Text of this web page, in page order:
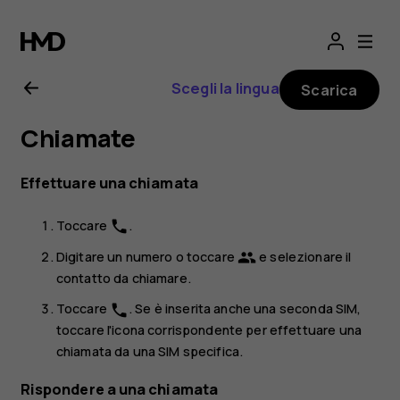
Manuale
d’uso
del
Nokia
8.1
Scegli la lingua Scarica
Chiamate
Effettuare una chiamata
Toccare phone .
Digitare un numero o toccare groupe selezionare il
contatto da chiamare.
Toccare phone. Se è inserita anche una seconda SIM,
toccare l'icona corrispondente per effettuare una
chiamata da una SIM specifica.
Rispondere a una chiamata